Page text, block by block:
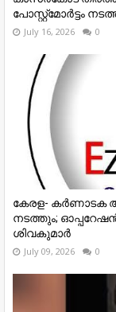
പോസ്റ്റ്‌മോർട്ടം
July 16, 2026 0
കേരള- കർണാടക
നടത്തും;
ശിവകുമാർ
July 09, 2026 0